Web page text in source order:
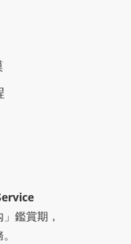
鑑賞期，